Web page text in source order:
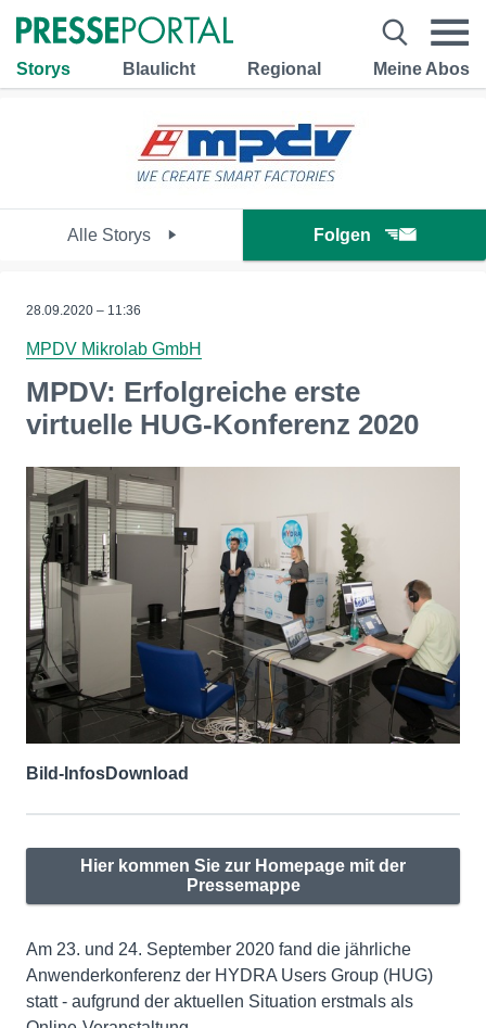
Storys Blaulicht Regional Meine Abos
Alle Storys Folgen
28.09.2020 – 11:36
MPDV Mikrolab GmbH
MPDV: Erfolgreiche erste
virtuelle HUG-Konferenz 2020
Bild-InfosDownload
Hier kommen Sie zur Homepage mit der
Pressemappe
Am 23. und 24. September 2020 fand die jährliche
Anwenderkonferenz der HYDRA Users Group (HUG)
statt - aufgrund der aktuellen Situation erstmals als